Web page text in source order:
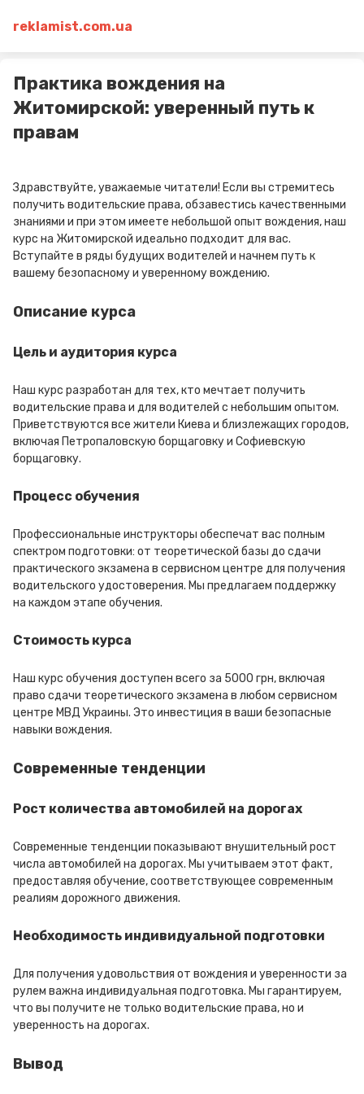
reklamist.com.ua
Практика вождения на
Житомирской: уверенный путь к
правам
Здравствуйте, уважаемые читатели! Если вы стремитесь
получить водительские права, обзавестись качественными
знаниями и при этом имеете небольшой опыт вождения, наш
курс на Житомирской идеально подходит для вас.
Вступайте в ряды будущих водителей и начнем путь к
вашему безопасному и уверенному вождению.
Описание курса
Цель и аудитория курса
Наш курс разработан для тех, кто мечтает получить
водительские права и для водителей с небольшим опытом.
Приветствуются все жители Киева и близлежащих городов,
включая Петропаловскую борщаговку и Софиевскую
борщаговку.
Процесс обучения
Профессиональные инструкторы обеспечат вас полным
спектром подготовки: от теоретической базы до сдачи
практического экзамена в сервисном центре для получения
водительского удостоверения. Мы предлагаем поддержку
на каждом этапе обучения.
Стоимость курса
Наш курс обучения доступен всего за 5000 грн, включая
право сдачи теоретического экзамена в любом сервисном
центре МВД Украины. Это инвестиция в ваши безопасные
навыки вождения.
Современные тенденции
Рост количества автомобилей на дорогах
Современные тенденции показывают внушительный рост
числа автомобилей на дорогах. Мы учитываем этот факт,
предоставляя обучение, соответствующее современным
реалиям дорожного движения.
Необходимость индивидуальной подготовки
Для получения удовольствия от вождения и уверенности за
рулем важна индивидуальная подготовка. Мы гарантируем,
что вы получите не только водительские права, но и
уверенность на дорогах.
Вывод